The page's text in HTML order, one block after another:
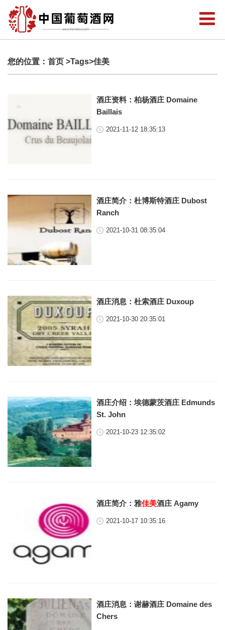
您的位置： 首页 >Tags>佳美
酒庄资料：柏杨酒庄 Domaine
Baillais
2021-11-12 18:35:13
酒庄简介：杜博斯特酒庄 Dubost
Ranch
2021-10-31 08:35:04
酒庄消息：杜索酒庄 Duxoup
2021-10-30 20:35:01
酒庄介绍：埃德蒙茨酒庄 Edmunds
St. John
2021-10-23 12:35:02
酒庄简介：雅佳美酒庄 Agamy
2021-10-17 10:35:16
酒庄消息：谢赫酒庄 Domaine des
Chers